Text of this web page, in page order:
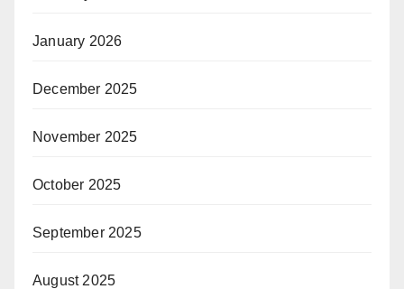
January 2026
December 2025
November 2025
October 2025
September 2025
August 2025